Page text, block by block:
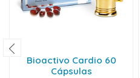
Bioactivo Cardio 60
Cápsulas